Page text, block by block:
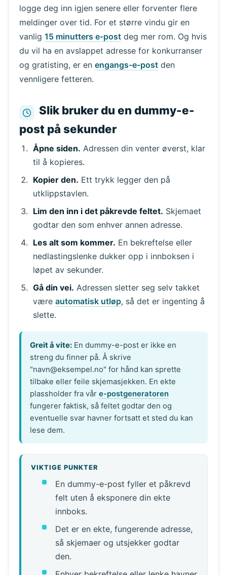
logge deg inn igjen senere eller forventer flere
meldinger over tid. For et større vindu gir en
vanlig 15 minutters e-postdeg mer rom. Og hvis
du vil ha en avslappet adresse for konkurranser
og gratisting, er en engangs-e-postden
vennligere fetteren.
Slik bruker du en dummy-e-
post på sekunder
Åpne siden. Adressen din venter øverst, klar
til å kopieres.
Kopier den. Ett trykk legger den på
utklippstavlen.
Lim den inn i det påkrevde feltet. Skjemaet
godtar den som enhver annen adresse.
Les alt som kommer. En bekreftelse eller
nedlastingslenke dukker opp i innboksen i
løpet av sekunder.
Gå din vei. Adressen sletter seg selv takket
være automatisk utløp, så det er ingenting å
slette.
Greit å vite: En dummy-e-post er ikke en
streng du finner på. Å skrive
"navn@eksempel.no" for hånd kan sprette
tilbake eller feile skjemasjekken. En ekte
plassholder fra våre-postgeneratoren
fungerer faktisk, så feltet godtar den og
eventuelle svar havner fortsatt et sted du kan
lese dem.
VIKTIGE PUNKTER
En dummy-e-post fyller et påkrevd
felt uten å eksponere din ekte
innboks.
Det er en ekte, fungerende adresse,
så skjemaer og utsjekker godtar
den.